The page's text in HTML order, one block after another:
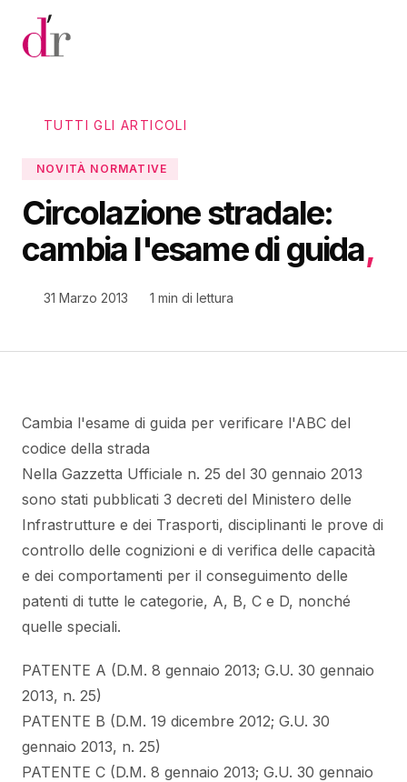
Vai al contenuto principale
TUTTI GLI ARTICOLI
NOVITÀ NORMATIVE
Circolazione stradale:
cambia l'esame di guida,
31 Marzo 2013 1 min di lettura
Cambia l'esame di guida per verificare l'ABC del
codice della strada
Nella Gazzetta Ufficiale n. 25 del 30 gennaio 2013
sono stati pubblicati 3 decreti del Ministero delle
Infrastrutture e dei Trasporti, disciplinanti le prove di
controllo delle cognizioni e di verifica delle capacità
e dei comportamenti per il conseguimento delle
patenti di tutte le categorie, A, B, C e D, nonché
quelle speciali.
PATENTE A (D.M. 8 gennaio 2013; G.U. 30 gennaio
2013, n. 25)
PATENTE B (D.M. 19 dicembre 2012; G.U. 30
gennaio 2013, n. 25)
PATENTE C (D.M. 8 gennaio 2013; G.U. 30 gennaio